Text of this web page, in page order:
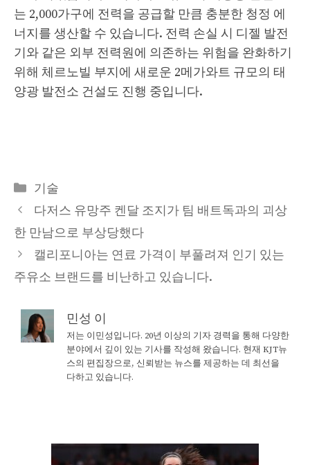
는 2,000가구에 전력을 공급할 만큼 충분한 청정 에
너지를 생산할 수 있습니다. 전력 손실 시 디젤 발전
기와 같은 외부 전력원에 의존하는 위험을 완화하기
위해 체르노빌 부지에 새로운 2메가와트 규모의 태
양광 발전소 건설도 진행 중입니다.
Categories
기술
다저스 유망주 켄달 조지가 팀 배트독과의 괴상
한 만남으로 부상당했다
캘리포니아는 연료 가격이 부풀려져 인기 있는
주유소 브랜드를 비난하고 있습니다.
민성 이
저는 이민성입니다. 20년 이상의 기자 경력을 통해 다양한
분야에서 깊이 있는 기사를 작성해 왔습니다. 현재 KJT뉴
스의 편집장으로, 신뢰받는 뉴스를 제공하는 데 최선을
다하고 있습니다.